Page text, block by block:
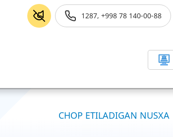
1287, +998 78 140-00-88
CHOP ETILADIGAN NUSXA